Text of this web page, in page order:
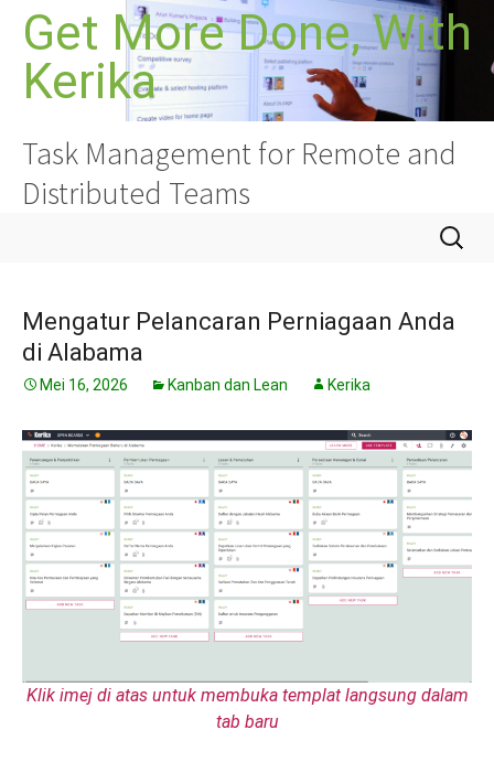
Langkau
kandungan
Get More Done, With
Kerika
Task Management for Remote and
Distributed Teams
Cari:
Mengatur Pelancaran Perniagaan Anda
di Alabama
Mei 16, 2026 Kanban dan Lean Kerika
Klik imej di atas untuk membuka templat langsung dalam
tab baru